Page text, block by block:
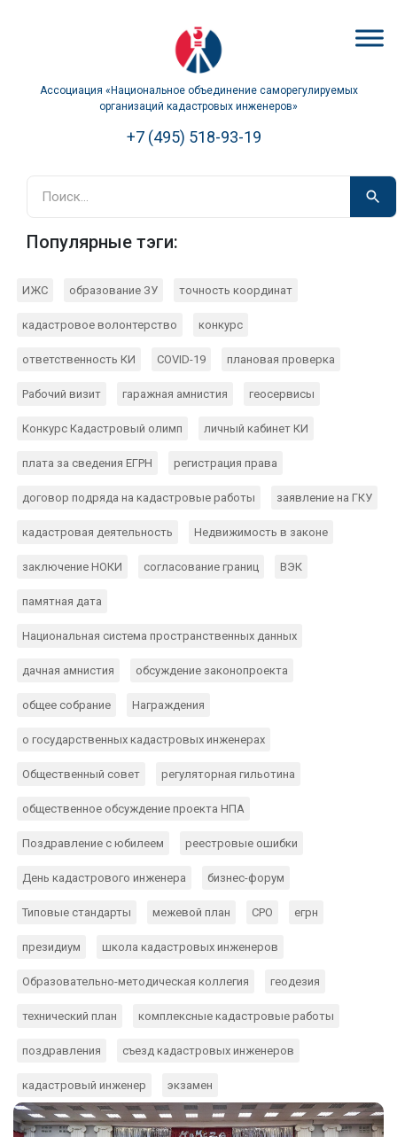
Ассоциация «Национальное объединение саморегулируемых
организаций кадастровых инженеров»
+7 (495) 518-93-19
Популярные тэги:
ИЖС образование ЗУ точность координат
кадастровое волонтерство конкурс
ответственность КИ COVID-19 плановая проверка
Рабочий визит гаражная амнистия геосервисы
Конкурс Кадастровый олимп личный кабинет КИ
плата за сведения ЕГРН регистрация права
договор подряда на кадастровые работы заявление на ГКУ
кадастровая деятельность Недвижимость в законе
заключение НОКИ согласование границ ВЭК
памятная дата
Национальная система пространственных данных
дачная амнистия обсуждение законопроекта
общее собрание Награждения
о государственных кадастровых инженерах
Общественный совет регуляторная гильотина
общественное обсуждение проекта НПА
Поздравление с юбилеем реестровые ошибки
День кадастрового инженера бизнес-форум
Типовые стандарты межевой план СРО егрн
президиум школа кадастровых инженеров
Образовательно-методическая коллегия геодезия
технический план комплексные кадастровые работы
поздравления съезд кадастровых инженеров
кадастровый инженер экзамен